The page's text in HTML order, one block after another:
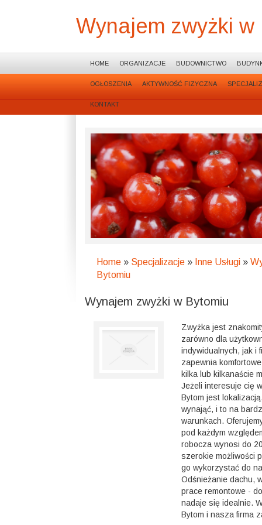
Wynajem zwyżki w
HOME ORGANIZACJE BUDOWNICTWO
OGŁOSZENIA AKTYWNOŚĆ FIZYCZNA
KONTAKT
Home » Specjalizacje » Inne Usługi »
Bytomiu
Wynajem zwyżki w Bytomiu
Zwyżka jest
zarówno dla
indywidualnych, jak i
zapewnia
kilka lub kilkanaście
Jeżeli interesuje cię
Bytom jest
wynająć, i to na
warunkach.
pod każdym
robocza wynosi do
szerokie możliwości
go wykorzystać do
Odśnieżanie dachu,
prace remontowe -
nadaje się idealnie.
Bytom i nasza firma